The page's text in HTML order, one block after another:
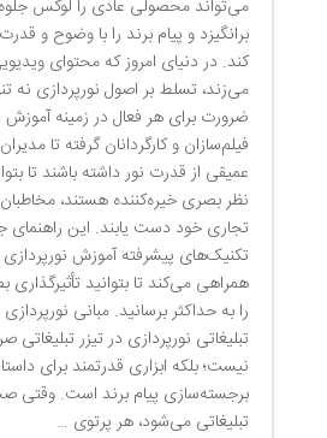
می‌تواند محصولی عادی را لوکس
برانگیزد و پیام برند را با وضوح و
کند. در دنیای امروز که محتوای
می‌زند، تسلط بر اصول نورپردازی نه
ضرورت برای هر فعال در زمینه
فیلم‌سازان و کارگردانان گرفته تا
عمیقی از قدرت نور داشته باشند تا
نظر بصری خیره‌کننده هستند،
تجاری خود دست یابند. این راهنمای
تکنیک‌های پیشرفته آموزش نورپردازی
همراهی می‌کند تا بتوانید
را به حداکثر برسانید. مبانی
تبلیغاتی نورپردازی در تیزر
نیست؛ بلکه ابزاری قدرتمند برای
برجسته‌سازی پیام برند است. وقتی
تبلیغاتی می‌شود، هر پرتوی …